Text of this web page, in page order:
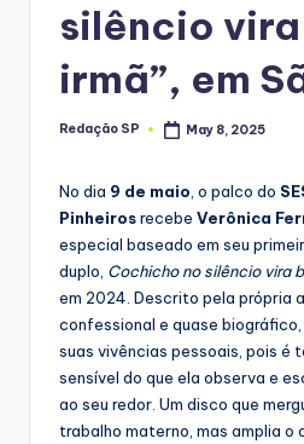
silêncio
irmã”, em
Posted
Redação SP May 8, 2025
No dia 9 de maio , o palco do
Pinheirosrecebe Verônica
especial baseado em seu
duplo, Cochicho no silêncio vira
em 2024. Descrito pela própria
confessional e quase
suas vivências pessoais, pois é
sensível do que ela observa e
ao seu redor. Um disco que
trabalho materno, mas amplia o